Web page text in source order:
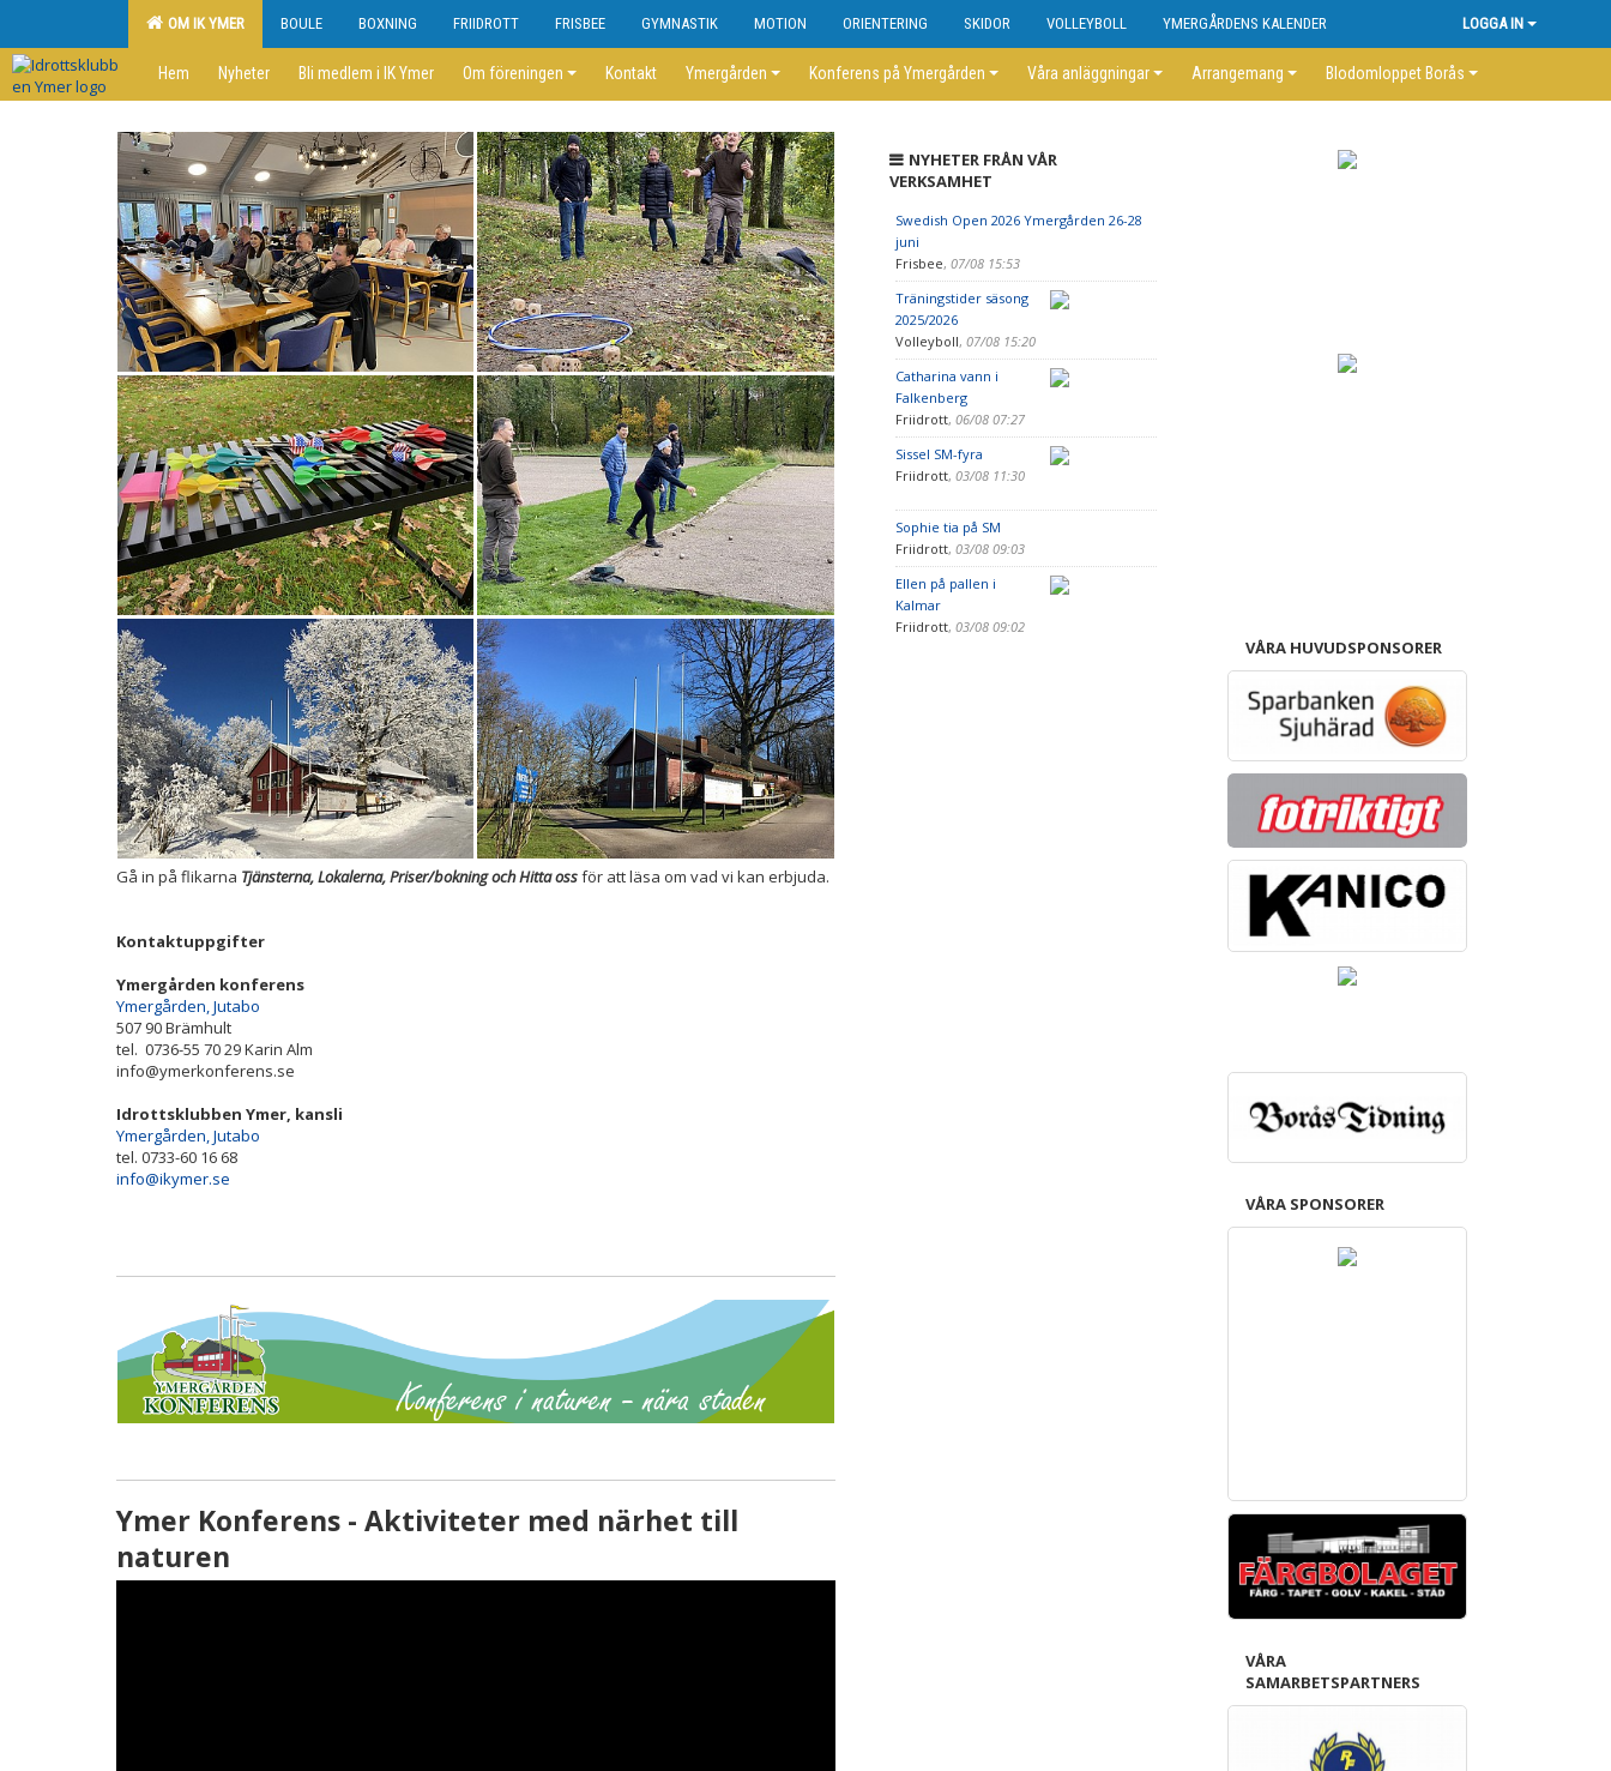
OM IK YMER BOULE BOXNING FRIIDROTT FRISBEE GYMNASTIK MOTION ORIENTERING SKIDOR VOLLEYBOLL YMERGÅRDENS KALENDER LOGGA IN
Hem Nyheter Bli medlem i IK Ymer Om föreningen Kontakt Ymergården Konferens på Ymergården Våra anläggningar Arrangemang Blodomloppet Borås
Gå in på flikarna Tjänsterna, Lokalerna, Priser/bokning och Hitta ossför att läsa om vad vi kan erbjuda.
Kontaktuppgifter
Ymergården konferens
Ymergården, Jutabo
507 90 Brämhult
tel. 0736-55 70 29 Karin Alm
info@ymerkonferens.se
Idrottsklubben Ymer, kansli
Ymergården, Jutabo
tel. 0733-60 16 68
info@ikymer.se
Ymer Konferens - Aktiviteter med närhet till
naturen
NYHETER FRÅN VÅR
VERKSAMHET
Swedish Open 2026 Ymergården 26-28
juni
Frisbee, 07/08 15:53
Träningstider säsong
2025/2026
Volleyboll, 07/08 15:20
Catharina vann i
Falkenberg
Friidrott, 06/08 07:27
Sissel SM-fyra
Friidrott, 03/08 11:30
Sophie tia på SM
Friidrott, 03/08 09:03
Ellen på pallen i
Kalmar
Friidrott, 03/08 09:02
VÅRA HUVUDSPONSORER
VÅRA SPONSORER
VÅRA
SAMARBETSPARTNERS